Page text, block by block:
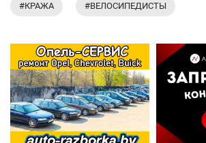
#КРАЖА #ВЕЛОСИПЕДИСТЫ